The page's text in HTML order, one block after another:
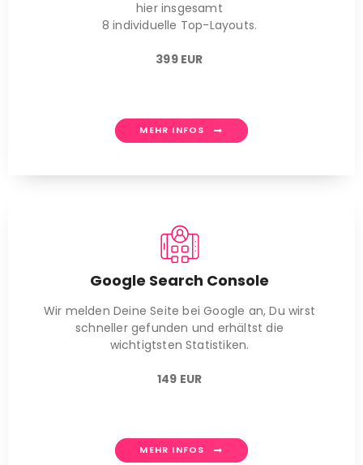
hier insgesamt
8 individuelle Top-Layouts.
399 EUR
MEHR INFOS
Google Search Console
Wir melden Deine Seite bei Google an, Du wirst
schneller gefunden und erhältst die
wichtigtsten Statistiken.
149 EUR
MEHR INFOS